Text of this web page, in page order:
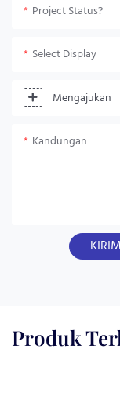
Project Status?
Select Display
Mengajukan
Kandungan
Produk